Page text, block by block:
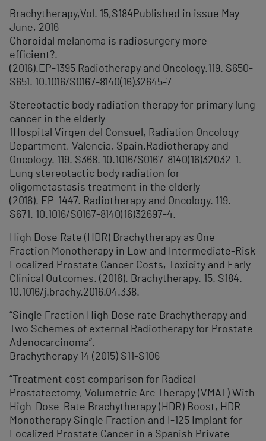
Brachytherapy,Vol. 15,S184Published in issue May-
June, 2016
Choroidal melanoma is radiosurgery more
efficient?.
(2016).EP-1395 Radiotherapy and Oncology.119. S650-
S651. 10.1016/S0167-8140(16)32645-7
Stereotactic body radiation therapy for primary lung
cancer in the elderly
1 Hospital Virgen del Consuel, Radiation Oncology
Department, Valencia, Spain.Radiotherapy and
Oncology. 119. S368. 10.1016/S0167-8140(16)32032-1.
Lung stereotactic body radiation for
oligometastasis treatment in the elderly
(2016). EP-1447. Radiotherapy and Oncology. 119.
S671. 10.1016/S0167-8140(16)32697-4.
High Dose Rate (HDR) Brachytherapy as One
Fraction Monotherapy in Low and Intermediate-Risk
Localized Prostate Cancer Costs, Toxicity and Early
Clinical Outcomes. (2016). Brachytherapy. 15. S184.
10.1016/j.brachy.2016.04.338.
“Single Fraction High Dose rate Brachytherapy and
Two Schemes of external Radiotherapy for Prostate
Adenocarcinoma”.
Brachytherapy 14 (2015) S11-S106
“Treatment cost comparison for Radical
Prostatectomy, Volumetric Arc Therapy (VMAT) With
High-Dose-Rate Brachytherapy (HDR) Boost, HDR
Monotherapy Single Fraction and I-125 Implant for
Localized Prostate Cancer in a Spanish Private